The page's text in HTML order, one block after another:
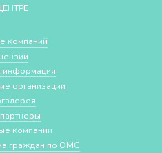
компаний
информация
организации
компании
граждан по ОМС